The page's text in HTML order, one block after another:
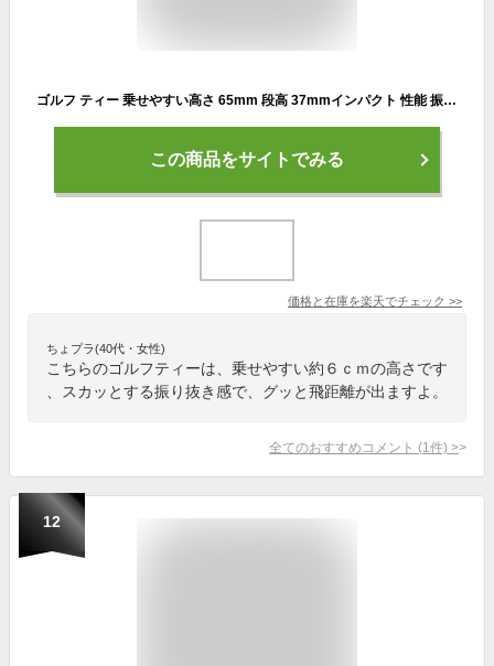
ゴルフ ティー 乗せやすい高さ 65mm 段高 37mmインパクト 性能 振り抜き感 飛距離アップラウンド用品 ゴルフ用品スペシャル マジックティー ロング ブルーライト(LITE)T-93
この商品をサイトでみる
価格と在庫を楽天でチェック >>
ちょプラ(40代・女性)
こちらのゴルフティーは、乗せやすい約６ｃｍの高さです
、スカッとする振り抜き感で、グッと飛距離が出ますよ。
全てのおすすめコメント (1 件) >
12